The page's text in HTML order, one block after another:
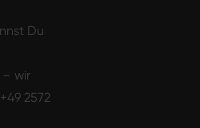
Du
wir
2572